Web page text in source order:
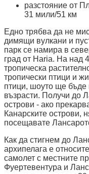
разстояние от
31 мили/51 км
Едно трябва да не
димящи вулкани и
парк се намира в
град от Haria. На над
тропическа
тропически птици и
птици, шоуто ще бъде
възрасти. Получи до
острови - ако
Канарските острови,
посещавате
Как да стигнем до
архипелага е
самолет с местните
Фуертевентура и